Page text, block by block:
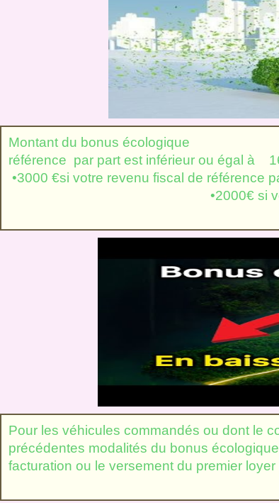
Montant du
référence par part
•3000 €si votre revenu fiscal de
•2000€ si votre revenu fiscal
Pour les véhicules commandés ou dont le
précédentes modalités du bonus
facturation ou le versement du premier